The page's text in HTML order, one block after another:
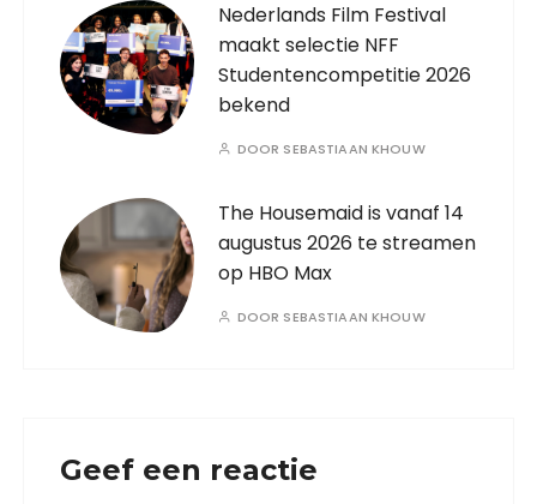
Nederlands Film Festival
maakt selectie NFF
Studentencompetitie 2026
bekend
DOOR SEBASTIAAN KHOUW
The Housemaid is vanaf 14
augustus 2026 te streamen
op HBO Max
DOOR SEBASTIAAN KHOUW
Geef een reactie